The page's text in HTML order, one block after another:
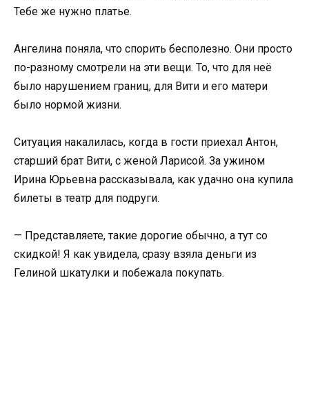
Тебе же нужно платье.
Ангелина поняла, что спорить бесполезно. Они просто
по-разному смотрели на эти вещи. То, что для неё
было нарушением границ, для Вити и его матери
было нормой жизни.
Ситуация накалилась, когда в гости приехал Антон,
старший брат Вити, с женой Ларисой. За ужином
Ирина Юрьевна рассказывала, как удачно она купила
билеты в театр для подруги.
— Представляете, такие дорогие обычно, а тут со
скидкой! Я как увидела, сразу взяла деньги из
Гелиной шкатулки и побежала покупать.